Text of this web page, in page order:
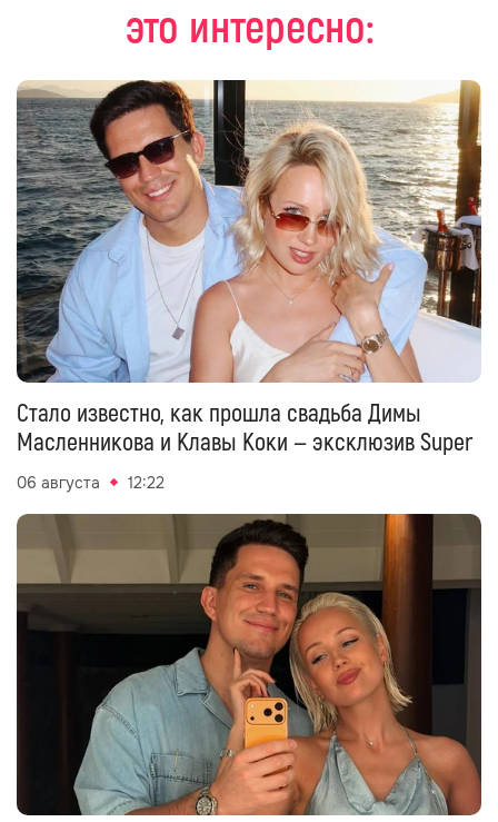
это интересно:
Стало известно, как прошла свадьба Димы
Масленникова и Клавы Коки — эксклюзив Super
06 августа 12:22